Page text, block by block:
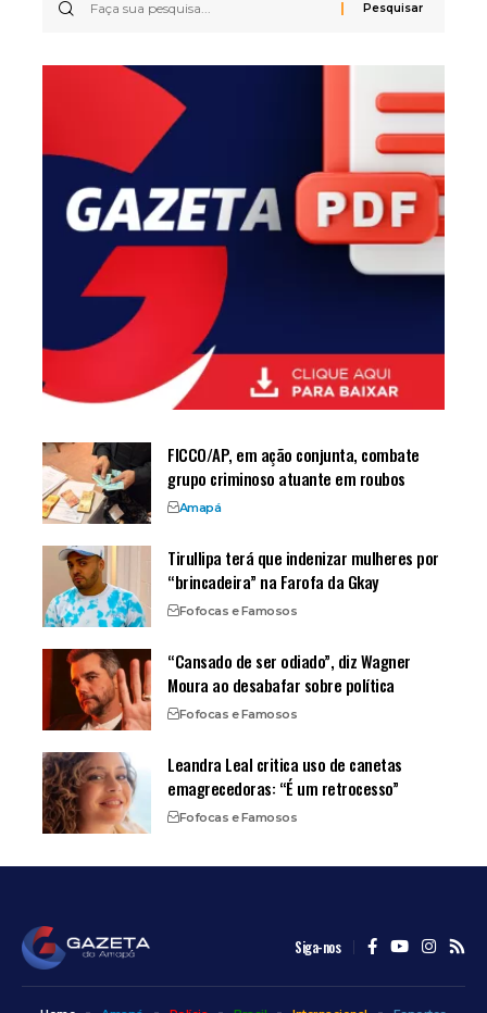
FICCO/AP, em ação conjunta, combate
grupo criminoso atuante em roubos
Amapá
Tirullipa terá que indenizar mulheres por
“brincadeira” na Farofa da Gkay
Fofocas e Famosos
“Cansado de ser odiado”, diz Wagner
Moura ao desabafar sobre política
Fofocas e Famosos
Leandra Leal critica uso de canetas
emagrecedoras: “É um retrocesso”
Fofocas e Famosos
Siga-nos